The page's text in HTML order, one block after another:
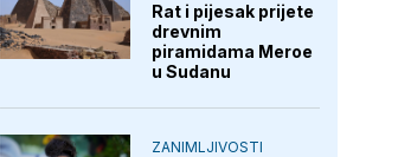
Rat i pijesak prijete
drevnim
piramidama Meroe
u Sudanu
ZANIMLJIVOSTI